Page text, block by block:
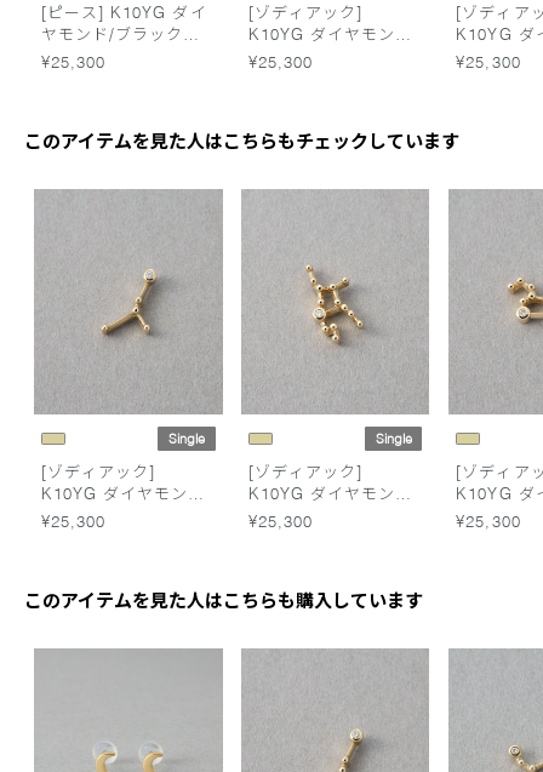
[ピース] K10YG ダイ
ヤモンド/ブラックカ
ルセドニー ピアス
¥25,300
[ゾディアック]
K10YG ダイヤモンド
ピアス /おうし座
¥25,300
[ゾディア
K10YG ダ
ピアス /い
¥25,300
このアイテムを見た人はこちらもチェックしています
Single
[ゾディアック]
K10YG ダイヤモンド
ピアス /かに座
¥25,300
Single
[ゾディアック]
K10YG ダイヤモンド
ピアス /おとめ座
¥25,300
[ゾディア
K10YG ダ
ピアス /し
¥25,300
このアイテムを見た人はこちらも購入しています